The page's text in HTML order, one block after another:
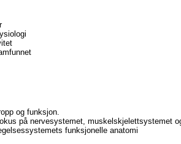
og funksjon.
på nervesystemet, muskelskjelettsystemet
funksjonelle anatomi